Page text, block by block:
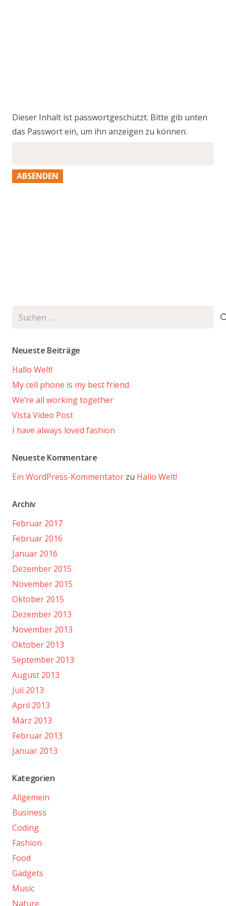
Dieser Inhalt ist passwortgeschützt. Bitte gib unten
das Passwort ein, um ihn anzeigen zu können.
Suchen
Neueste Beiträge
Hallo Welt!
My cell phone is my best friend
We’re all working together
Vista Video Post
I have always loved fashion
Neueste Kommentare
Ein WordPress-Kommentator zu Hallo Welt!
Archiv
Februar 2017
Februar 2016
Januar 2016
Dezember 2015
November 2015
Oktober 2015
Dezember 2013
November 2013
Oktober 2013
September 2013
August 2013
Juli 2013
April 2013
März 2013
Februar 2013
Januar 2013
Kategorien
Allgemein
Business
Coding
Fashion
Food
Gadgets
Music
Nature